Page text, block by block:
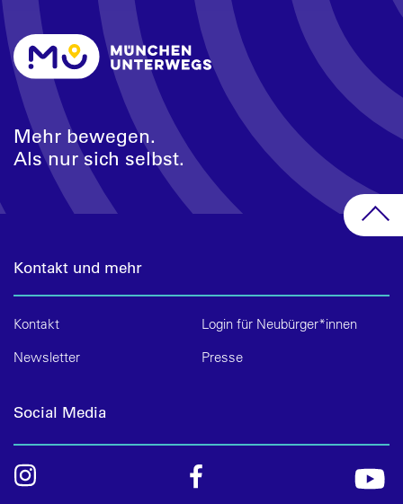
Mehr bewegen.
Als nur sich selbst.
Kontakt und mehr
Kontakt
Login für Neubürger*innen
Newsletter
Presse
Social Media